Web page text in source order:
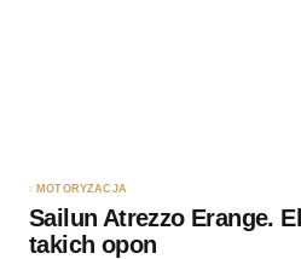
MOTORYZACJA
Sailun Atrezzo Erange.
takich opon